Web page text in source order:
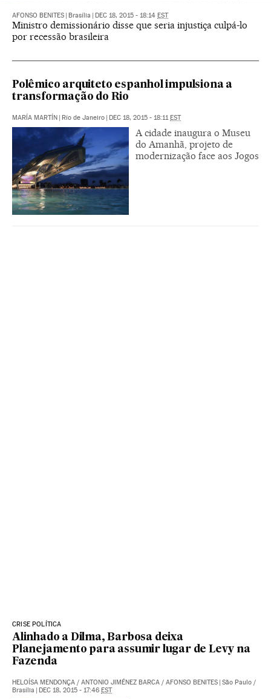
AFONSO BENITES Brasília DEC 18, 2015 - 18:14 EST
Ministro demissionário disse que seria injustiça culpá-lo
por recessão brasileira
Polêmico arquiteto espanhol impulsiona a
transformação do Rio
MARÍA MARTÍN Río de Janeiro DEC 18, 2015 - 18:11 EST
A cidade inaugura o Museu
do Amanhã, projeto de
modernização face aos Jogos
CRISE POLÍTICA
Alinhado a Dilma, Barbosa deixa
Planejamento para assumir lugar de Levy na
Fazenda
HELOÍSA MENDONÇA / ANTONIO JIMÉNEZ BARCA / AFONSO BENITES São Paulo /
Brasília
DEC 18, 2015 - 17:46 EST